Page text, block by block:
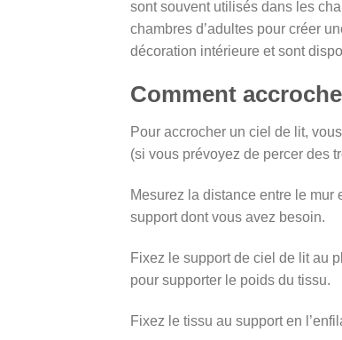
sont souvent utilisés dans les
chambres d’adultes pour créer
décoration intérieure et sont
Comment
Pour accrocher un ciel de lit,
(si vous prévoyez de percer des
Mesurez la distance entre le
support dont vous avez besoin.
Fixez le support de ciel de lit au
pour supporter le poids du tissu.
Fixez le tissu au support en